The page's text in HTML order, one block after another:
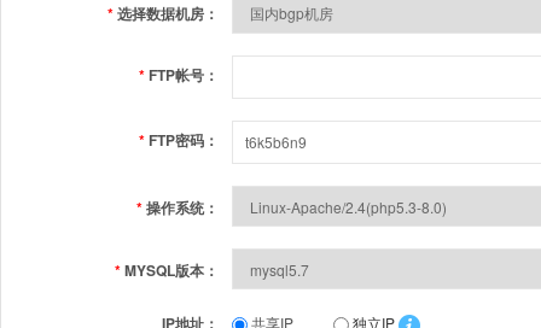
*选择数据机房：
* FTP帐号：
* FTP密码：
*操作系统：
*MYSQL版本：
IP地址： 共享IP 独立IP